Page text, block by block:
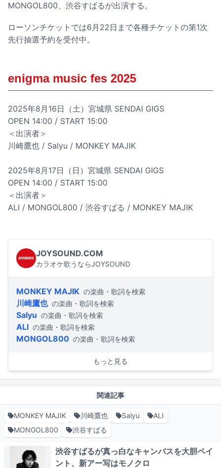
MONGOL800、渋谷すばるが出演する。
ローソンチケットでは6月22日まで各種チケットの第1次
先行抽選予約を受付中。
enigma music fes 2025
2025年8月16日（土）宮城県 SENDAI GIGS
OPEN 14:00 / START 15:00
＜出演者＞
川崎鷹也 / Salyu / MONKEY MAJIK
2025年8月17日（日）宮城県 SENDAI GIGS
OPEN 14:00 / START 15:00
＜出演者＞
ALI / MONGOL800 / 渋谷すばる / MONKEY MAJIK
JOYSOUND.COM
カラオケ歌うならJOYSOUND
MONKEY MAJIK の楽曲・歌詞を検索
川崎鷹也 の楽曲・歌詞を検索
Salyu の楽曲・歌詞を検索
ALI の楽曲・歌詞を検索
MONGOL800 の楽曲・歌詞を検索
もっと見る
関連記事
MONKEY MAJIK 川崎鷹也 Salyu
ALI
MONGOL800
渋谷すばる
渋谷すばるが真っ白なキャンバスを大胆ペイ
ント、新アー写はモノクロ